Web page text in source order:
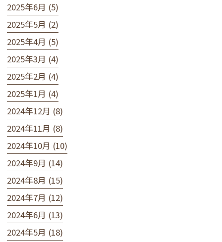
2025年6月 (5)
2025年5月 (2)
2025年4月 (5)
2025年3月 (4)
2025年2月 (4)
2025年1月 (4)
2024年12月 (8)
2024年11月 (8)
2024年10月 (10)
2024年9月 (14)
2024年8月 (15)
2024年7月 (12)
2024年6月 (13)
2024年5月 (18)